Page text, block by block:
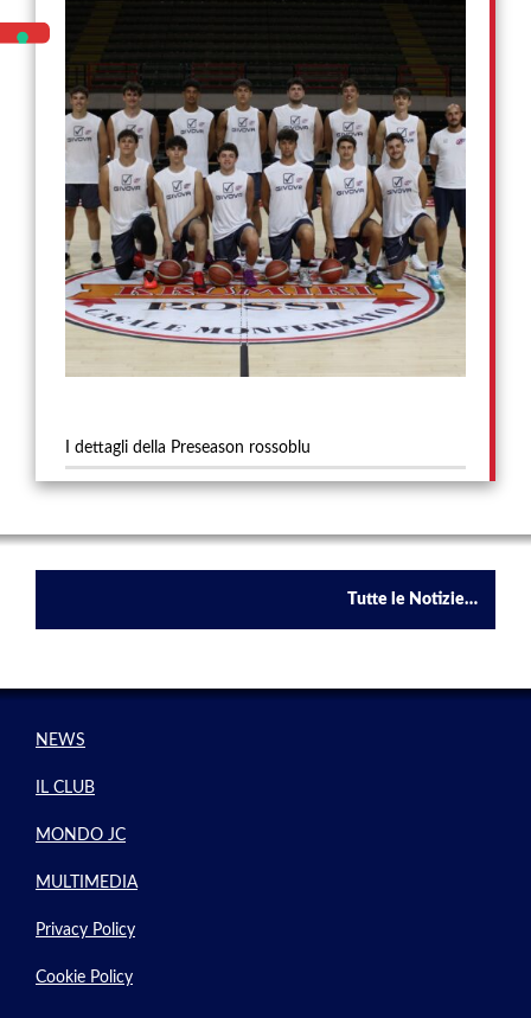
I dettagli della Preseason rossoblu
Tutte le Notizie…
NEWS
IL CLUB
MONDO JC
MULTIMEDIA
Privacy Policy
Cookie Policy